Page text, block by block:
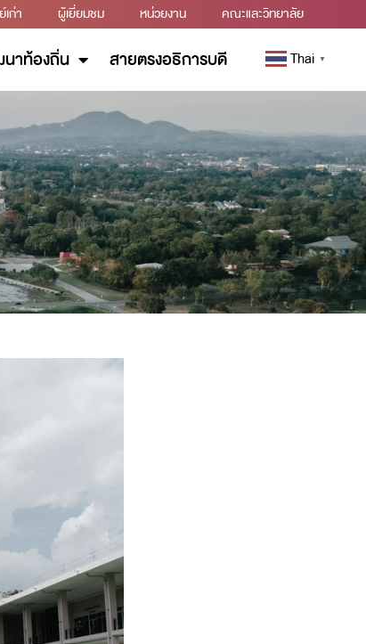
ก่า ผู้เยี่ยมชม หน่วยงาน คณะและวิทยาลัย
าท้องถิ่น สายตรงอธิการบดี Thai ▼